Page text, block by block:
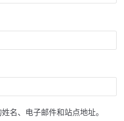
名、电子邮件和站点地址。